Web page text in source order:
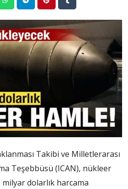
Takibi ve Milletlerarası
Teşebbüsü (ICAN), nükleer
dolarlık harcama